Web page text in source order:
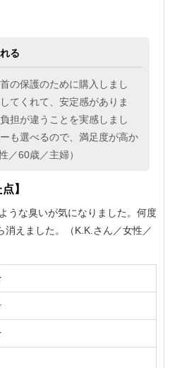
る
の保護のために購入しまし
てくれて、安定感がありま
担が違うことを実感しまし
も選べるので、満足度が高か
／60歳／主婦）
】
うな臭いが気になりました。何度
えました。（K.K.さん／女性／